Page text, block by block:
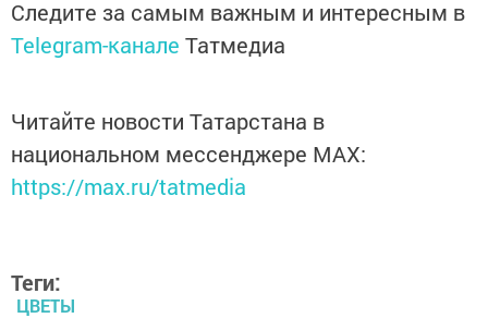
Следите за самым важным и интересным в
Telegram-канале Татмедиа
Читайте новости Татарстана в
национальном мессенджере MАХ:
https://max.ru/tatmedia
Теги:
ЦВЕТЫ